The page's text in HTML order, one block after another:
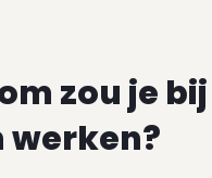
zou je